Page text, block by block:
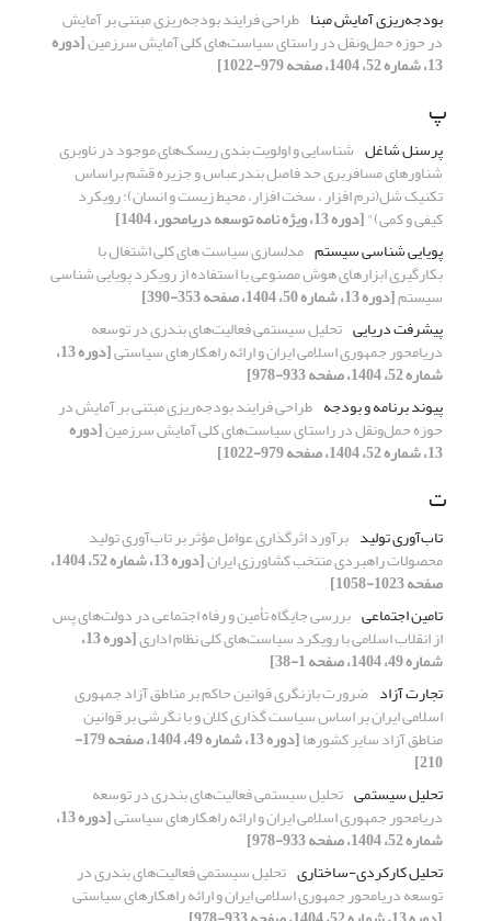
بودجه‌ریزی آمایش مبنا طراحی فرایند بودجه‌ریزی مبتنی بر آمایش
در حوزه حمل‌ونقل در راستای سیاست‌های کلی آمایش سرزمین[دوره
13، شماره 52، 1404، صفحه 979-1022]
پ
پرسنل شاغل شناسایی و اولویت بندی ریسک‌های موجود در ناوبری
شناورهای مسافربری حد فاصل بندرعباس و جزیره قشم براساس
تکنیک شل(نرم افزار ، سخت افزار، محیط زیست و انسان): رویکرد
کیفی و کمی)"[دوره 13، ویژه نامه توسعه دریامحور، 1404]
پویایی شناسی سیستم مدلسازی سیاست های کلی اشتغال با
بکارگیری ابزارهای هوش مصنوعی با استفاده از رویکرد پویایی شناسی
سیستم[دوره 13، شماره 50، 1404، صفحه 353-390]
پیشرفت دریایی تحلیل سیستمی‌ فعالیت‌های‌ بندری در توسعه
دریامحور جمهوری اسلامی ایران و ارائه راهکارهای سیاستی [دوره 13،
شماره 52، 1404، صفحه 933-978]
پیوند برنامه و بودجه طراحی فرایند بودجه‌ریزی مبتنی بر آمایش در
حوزه حمل‌ونقل در راستای سیاست‌های کلی آمایش سرزمین[دوره
13، شماره 52، 1404، صفحه 979-1022]
ت
تاب‌آوری تولید برآورد اثرگذاری عوامل مؤثر بر تاب‌آوری تولید
محصولات راهبردی منتخب کشاورزی ایران [دوره 13، شماره 52، 1404،
صفحه 1023-1058]
تامین اجتماعی بررسی جایگاه تأمین و رفاه اجتماعی در دولت‌های پس
از انقلاب اسلامی با رویکرد سیاست‌های کلی نظام اداری [دوره 13،
شماره 49، 1404، صفحه 1-38]
تجارت آزاد ضرورت بازنگری قوانین حاکم بر مناطق آزاد جمهوری
اسلامی ایران بر اساس سیاست گذاری کلان و با نگرشی بر قوانین
مناطق آزاد سایر کشورها [دوره 13، شماره 49، 1404، صفحه 179-
210]
تحلیل سیستمی تحلیل سیستمی‌ فعالیت‌های‌ بندری در توسعه
دریامحور جمهوری اسلامی ایران و ارائه راهکارهای سیاستی [دوره 13،
شماره 52، 1404، صفحه 933-978]
تحلیل کارکردی-ساختاری تحلیل سیستمی‌ فعالیت‌های‌ بندری در
توسعه دریامحور جمهوری اسلامی ایران و ارائه راهکارهای سیاستی